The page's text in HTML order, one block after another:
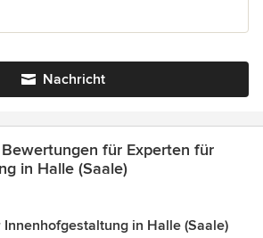
Nachricht
für Experten für
in Halle (Saale)
Innenhofgestaltung in Halle (Saale)